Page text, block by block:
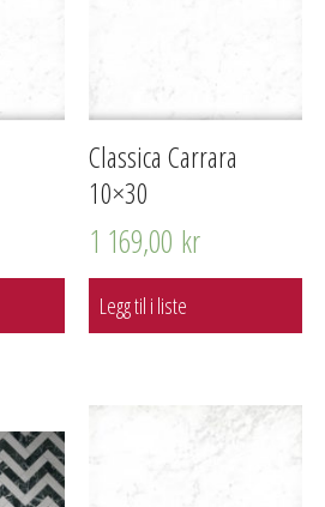
Classica Carrara
10×30
1 169,00 kr
Legg til i liste